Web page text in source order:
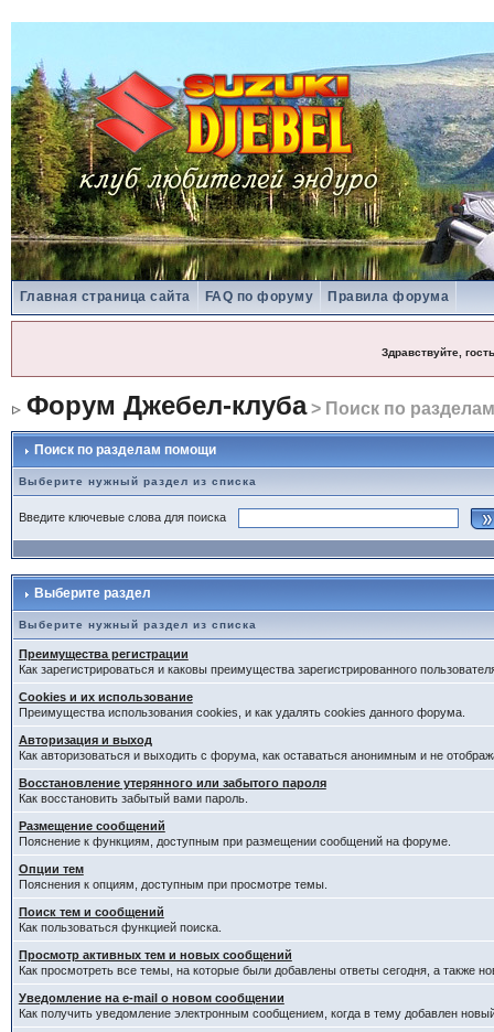
Главная страница сайта FAQ по форуму Правила форума
Здравствуйте, гость
Форум Джебел-клуба> Поиск по
Поиск по разделам помощи
Выберите нужный раздел из списка
Введите ключевые слова для поиска
Выберите раздел
Выберите нужный раздел из списка
Преимущества регистрации
Как зарегистрироваться и каковы преимущества зарегистрированного
Cookies и их использование
Преимущества использования cookies, и как удалять cookies данного форума.
Авторизация и выход
Как авторизоваться и выходить с форума, как оставаться анонимным и не
Восстановление утерянного или забытого пароля
Как восстановить забытый вами пароль.
Размещение сообщений
Пояснение к функциям, доступным при размещении сообщений на форуме.
Опции тем
Пояснения к опциям, доступным при просмотре темы.
Поиск тем и сообщений
Как пользоваться функцией поиска.
Просмотр активных тем и новых сообщений
Как просмотреть все темы, на которые были добавлены ответы сегодня, а также
Уведомление на е-mail о новом сообщении
Как получить уведомление электронным сообщением, когда в тему добавлен